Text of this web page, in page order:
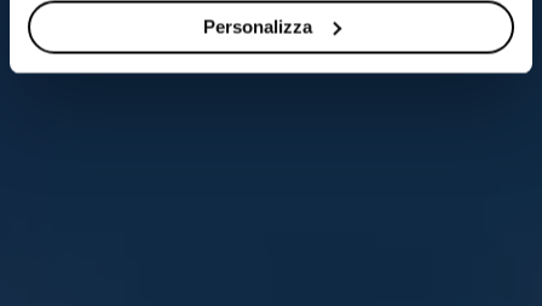
Personalizza